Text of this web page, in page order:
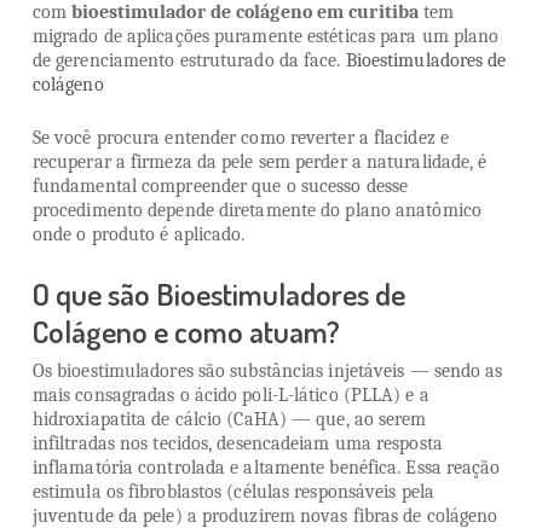
combioestimulador de colágeno em curitiba tem
migrado de aplicações puramente estéticas para um plano
de gerenciamento estruturado da face. Bioestimuladores de
colágeno
Se você procura entender como reverter a flacidez e
recuperar a firmeza da pele sem perder a naturalidade, é
fundamental compreender que o sucesso desse
procedimento depende diretamente do plano anatômico
onde o produto é aplicado.
O que são Bioestimuladores de
Colágeno e como atuam?
Os bioestimuladores são substâncias injetáveis — sendo as
mais consagradas o ácido poli-L-lático (PLLA) e a
hidroxiapatita de cálcio (CaHA) — que, ao serem
infiltradas nos tecidos, desencadeiam uma resposta
inflamatória controlada e altamente benéfica. Essa reação
estimula os fibroblastos (células responsáveis pela
juventude da pele) a produzirem novas fibras de colágeno